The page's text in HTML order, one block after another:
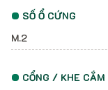
SỐ Ổ CỨNG
M.2
CỔNG / KHE CẮM